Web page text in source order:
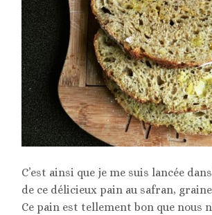
C’est ainsi que je me suis lancée
de ce délicieux pain au safran,
Ce pain est tellement bon que nous